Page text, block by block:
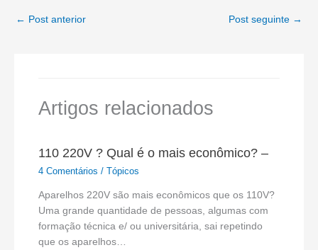
← Post anterior Post seguinte →
Artigos relacionados
110 220V ? Qual é o mais econômico? –
4 Comentários /Tópicos
Aparelhos 220V são mais econômicos que os 110V?
Uma grande quantidade de pessoas, algumas com
formação técnica e/ ou universitária, sai repetindo
que os aparelhos…